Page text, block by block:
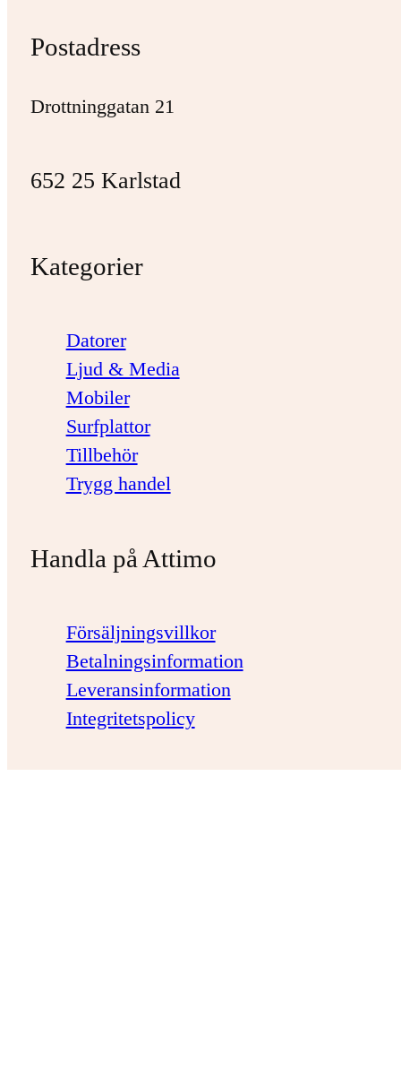
Postadress
Drottninggatan 21
652 25 Karlstad
Kategorier
Datorer
Ljud & Media
Mobiler
Surfplattor
Tillbehör
Trygg handel
Handla på Attimo
Försäljningsvillkor
Betalningsinformation
Leveransinformation
Integritetspolicy